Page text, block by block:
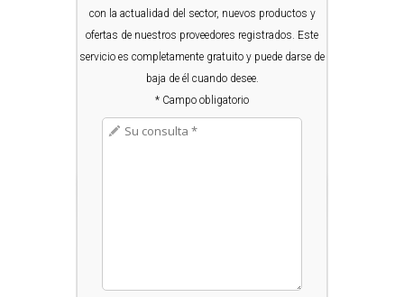
con la actualidad del sector, nuevos productos y
ofertas de nuestros proveedores registrados. Este
servicio es completamente gratuito y puede darse de
baja de él cuando desee.
* Campo obligatorio